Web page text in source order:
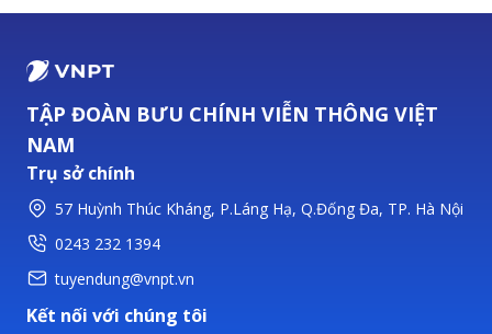
TẬP ĐOÀN BƯU CHÍNH VIỄN THÔNG VIỆT
NAM
Trụ sở chính
57 Huỳnh Thúc Kháng, P.Láng Hạ, Q.Đống Đa, TP. Hà Nội
0243 232 1394
tuyendung@vnpt.vn
Kết nối với chúng tôi